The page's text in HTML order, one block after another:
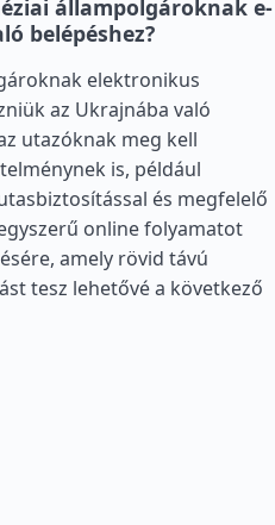
állampolgároknak e-
belépéshez?
elektronikus
az Ukrajnába való
utazóknak meg kell
is, például
és megfelelő
online folyamatot
amely rövid távú
tesz lehetővé a következő